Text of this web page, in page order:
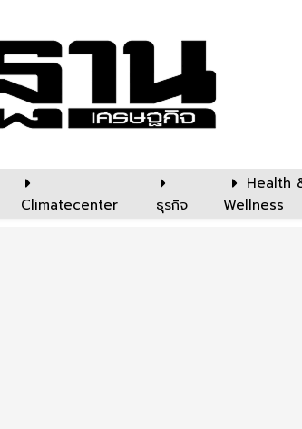
Climatecenter ธุรกิจ
Health
Wellness